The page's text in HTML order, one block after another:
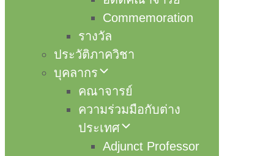
Commemoration
รางวัล
ประวัติภาควิชา
บุคลากร
คณาจารย์
ความร่วมมือกับต่าง
ประเทศ
Adjunct Professor